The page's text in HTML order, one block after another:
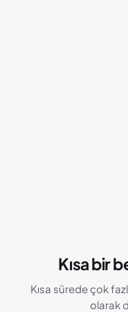
Kısa bir
Kısa sürede çok
olarak